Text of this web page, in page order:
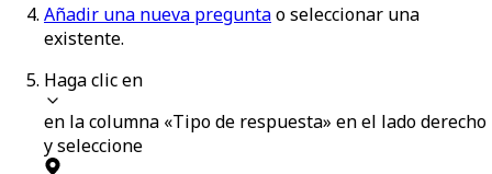
Añadir una nueva preguntao seleccionar una
existente.
Haga clic en
en la columna «Tipo de respuesta» en el lado derecho
y seleccione